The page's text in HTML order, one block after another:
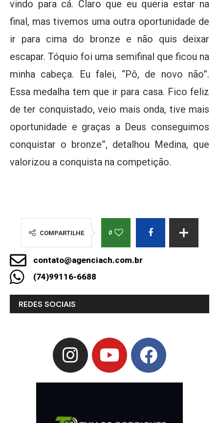
vindo para cá. Claro que eu queria estar na
final, mas tivemos uma outra oportunidade de
ir para cima do bronze e não quis deixar
escapar. Tóquio foi uma semifinal que ficou na
minha cabeça. Eu falei, “Pô, de novo não”.
Essa medalha tem que ir para casa. Fico feliz
de ter conquistado, veio mais onda, tive mais
oportunidade e graças a Deus conseguimos
conquistar o bronze”, detalhou Medina, que
valorizou a conquista na competição.
COMPARTILHE 0
contato@agenciach.com.br
(74)99116-6688
REDES SOCIAIS